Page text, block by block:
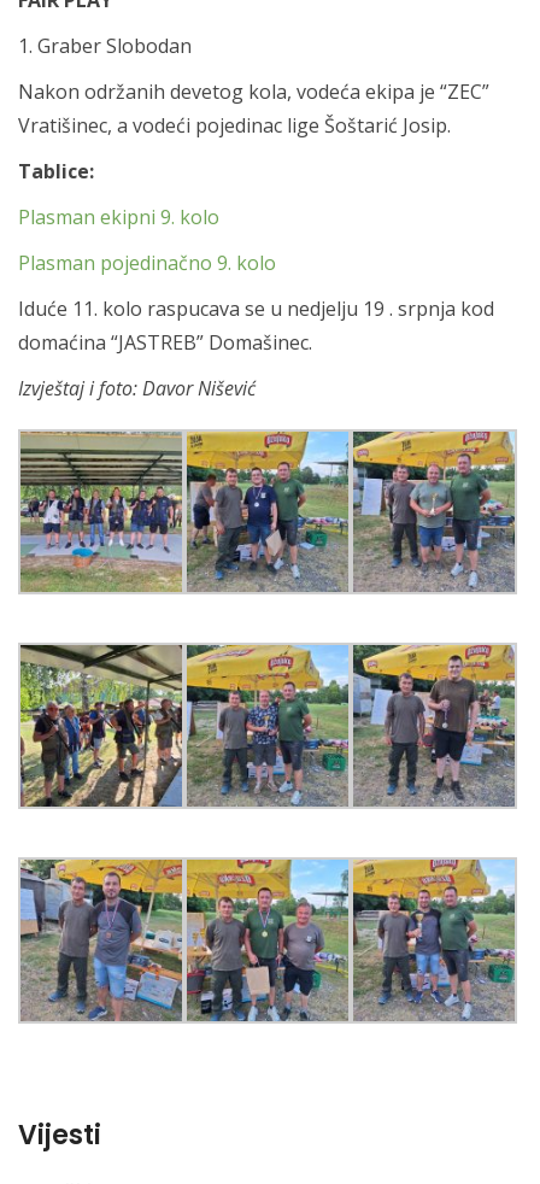
1. Graber Slobodan
Nakon održanih devetog kola, vodeća ekipa je “ZEC”
Vratišinec, a vodeći pojedinac lige Šoštarić Josip.
Tablice:
Plasman ekipni 9. kolo
Plasman pojedinačno 9. kolo
Iduće 11. kolo raspucava se u nedjelju 19 . srpnja kod
domaćina “JASTREB” Domašinec.
Izvještaj i foto: Davor Nišević
Vijesti